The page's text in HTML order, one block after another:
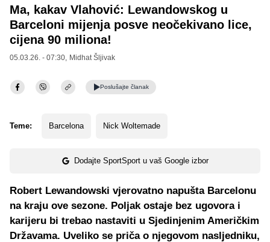
Ma, kakav Vlahović: Lewandowskog u
Barceloni mijenja posve neočekivano lice,
cijena 90 miliona!
05.03.26. - 07:30, Midhat Šljivak
Poslušajte članak
Teme: Barcelona Nick Woltemade
Dodajte SportSport u vaš Google izbor
Robert Lewandowski vjerovatno napušta Barcelonu
na kraju ove sezone. Poljak ostaje bez ugovora i
karijeru bi trebao nastaviti u Sjedinjenim Američkim
Državama. Uveliko se priča o njegovom nasljedniku,